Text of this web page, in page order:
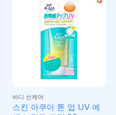
바디 선케어
스킨 아쿠아 톤 업 UV 에